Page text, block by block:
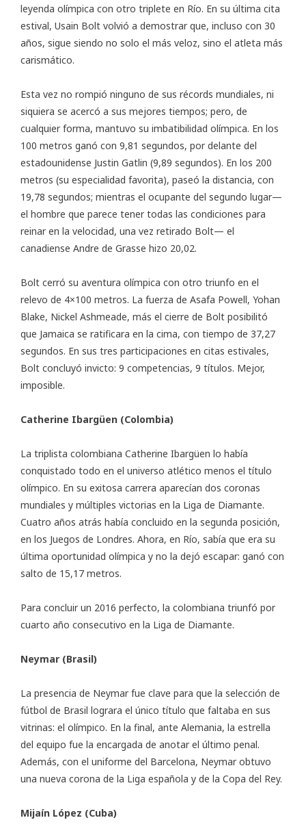
leyenda olímpica con otro triplete en Río. En su última cita
estival, Usain Bolt volvió a demostrar que, incluso con 30
años, sigue siendo no solo el más veloz, sino el atleta más
carismático.
Esta vez no rompió ninguno de sus récords mundiales, ni
siquiera se acercó a sus mejores tiempos; pero, de
cualquier forma, mantuvo su imbatibilidad olímpica. En los
100 metros ganó con 9,81 segundos, por delante del
estadounidense Justin Gatlin (9,89 segundos). En los 200
metros (su especialidad favorita), paseó la distancia, con
19,78 segundos; mientras el ocupante del segundo lugar—
el hombre que parece tener todas las condiciones para
reinar en la velocidad, una vez retirado Bolt— el
canadiense Andre de Grasse hizo 20,02.
Bolt cerró su aventura olímpica con otro triunfo en el
relevo de 4×100 metros. La fuerza de Asafa Powell, Yohan
Blake, Nickel Ashmeade, más el cierre de Bolt posibilitó
que Jamaica se ratificara en la cima, con tiempo de 37,27
segundos. En sus tres participaciones en citas estivales,
Bolt concluyó invicto: 9 competencias, 9 títulos. Mejor,
imposible.
Catherine Ibargüen (Colombia)
La triplista colombiana Catherine Ibargüen lo había
conquistado todo en el universo atlético menos el título
olímpico. En su exitosa carrera aparecían dos coronas
mundiales y múltiples victorias en la Liga de Diamante.
Cuatro años atrás había concluido en la segunda posición,
en los Juegos de Londres. Ahora, en Río, sabía que era su
última oportunidad olímpica y no la dejó escapar: ganó con
salto de 15,17 metros.
Para concluir un 2016 perfecto, la colombiana triunfó por
cuarto año consecutivo en la Liga de Diamante.
Neymar (Brasil)
La presencia de Neymar fue clave para que la selección de
fútbol de Brasil lograra el único título que faltaba en sus
vitrinas: el olímpico. En la final, ante Alemania, la estrella
del equipo fue la encargada de anotar el último penal.
Además, con el uniforme del Barcelona, Neymar obtuvo
una nueva corona de la Liga española y de la Copa del Rey.
Mijaín López (Cuba)